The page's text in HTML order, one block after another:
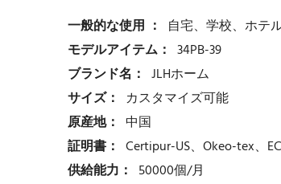
一般的な使用 ：
自宅、学校、ホテ
モデルアイテム： 34PB-39
ブランド名： JLHホーム
サイズ： カスタマイズ可能
原産地： 中国
証明書： Certipur-US、Okeo-tex、
供給能力： 50000個/月